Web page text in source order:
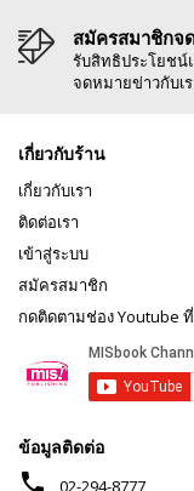
สมัครสมาชิกจ
รับสิทธิประโยชน์
จดหมายข่าวกับเ
เกี่ยวกับร้าน
เกี่ยวกับเรา
ติดต่อเรา
เข้าสู่ระบบ
สมัครสมาชิก
กดติดตามช่อง Youtube
ข้อมูลติดต่อ
phone 02-294-8777